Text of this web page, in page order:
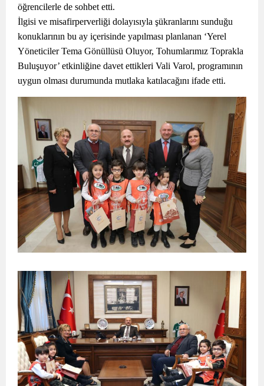
öğrencilerle de sohbet etti.
İlgisi ve misafirperverliği dolayısıyla şükranlarını sunduğu
konuklarının bu ay içerisinde yapılması planlanan ‘Yerel
Yöneticiler Tema Gönüllüsü Oluyor, Tohumlarımız Toprakla
Buluşuyor’ etkinliğine davet ettikleri Vali Varol, programının
uygun olması durumunda mutlaka katılacağını ifade etti.